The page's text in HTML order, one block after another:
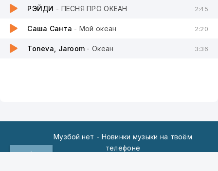
РЭЙДИ - ПЕСНЯ ПРО ОКЕАН 2:45
Саша Санта - Мой океан 2:20
Toneva, Jaroom - Океан 3:36
Музбой.нет - Новинки музыки на твоём
телефоне